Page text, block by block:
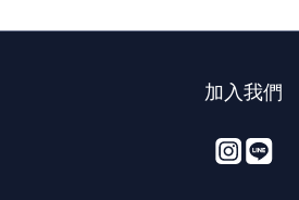
加入我們